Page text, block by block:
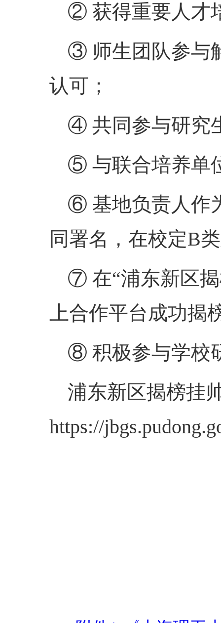
② 获得重要人才
③ 师生团队参与
认可；
④ 共同参与研究
⑤ 与联合培养单
⑥ 基地负责人作
同署名，在校定B
⑦ 在“浦东新区
上合作平台成功揭
⑧ 积极参与学校
浦东新区揭榜挂
https://